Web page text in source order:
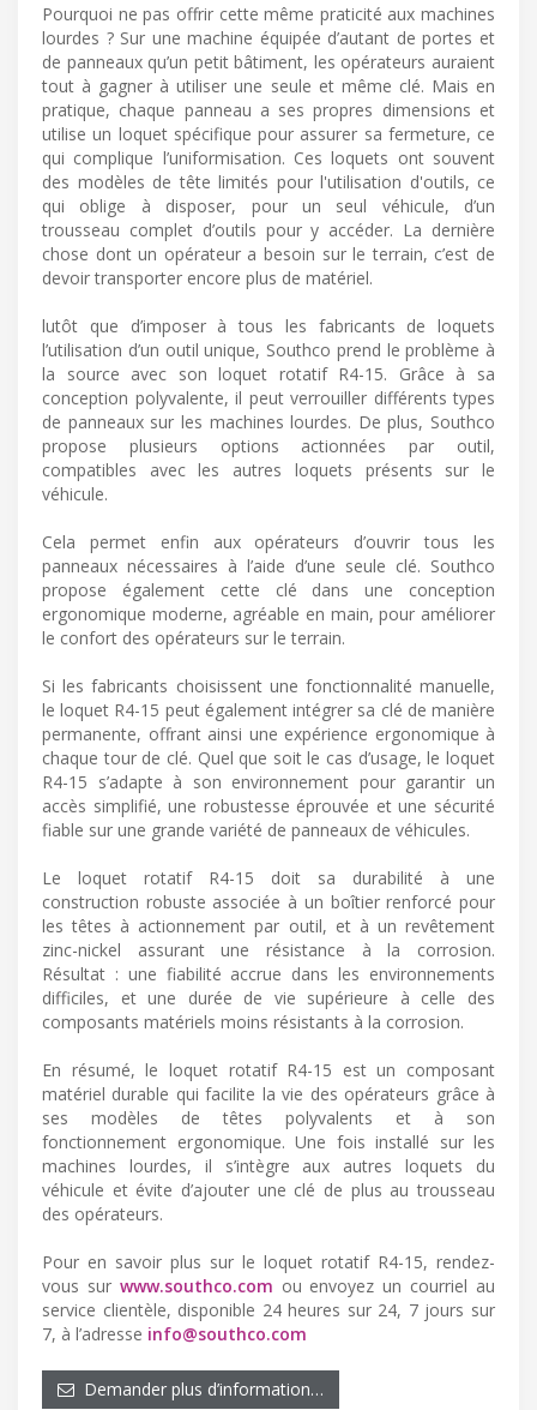
Pourquoi ne pas offrir cette même praticité aux machines
lourdes ? Sur une machine équipée d’autant de portes et
de panneaux qu’un petit bâtiment, les opérateurs auraient
tout à gagner à utiliser une seule et même clé. Mais en
pratique, chaque panneau a ses propres dimensions et
utilise un loquet spécifique pour assurer sa fermeture, ce
qui complique l’uniformisation. Ces loquets ont souvent
des modèles de tête limités pour l'utilisation d'outils, ce
qui oblige à disposer, pour un seul véhicule, d’un
trousseau complet d’outils pour y accéder. La dernière
chose dont un opérateur a besoin sur le terrain, c’est de
devoir transporter encore plus de matériel.
lutôt que d’imposer à tous les fabricants de loquets
l’utilisation d’un outil unique, Southco prend le problème à
la source avec son loquet rotatif R4-15. Grâce à sa
conception polyvalente, il peut verrouiller différents types
de panneaux sur les machines lourdes. De plus, Southco
propose plusieurs options actionnées par outil,
compatibles avec les autres loquets présents sur le
véhicule.
Cela permet enfin aux opérateurs d’ouvrir tous les
panneaux nécessaires à l’aide d’une seule clé. Southco
propose également cette clé dans une conception
ergonomique moderne, agréable en main, pour améliorer
le confort des opérateurs sur le terrain.
Si les fabricants choisissent une fonctionnalité manuelle,
le loquet R4-15 peut également intégrer sa clé de manière
permanente, offrant ainsi une expérience ergonomique à
chaque tour de clé. Quel que soit le cas d’usage, le loquet
R4-15 s’adapte à son environnement pour garantir un
accès simplifié, une robustesse éprouvée et une sécurité
fiable sur une grande variété de panneaux de véhicules.
Le loquet rotatif R4-15 doit sa durabilité à une
construction robuste associée à un boîtier renforcé pour
les têtes à actionnement par outil, et à un revêtement
zinc-nickel assurant une résistance à la corrosion.
Résultat : une fiabilité accrue dans les environnements
difficiles, et une durée de vie supérieure à celle des
composants matériels moins résistants à la corrosion.
En résumé, le loquet rotatif R4-15 est un composant
matériel durable qui facilite la vie des opérateurs grâce à
ses modèles de têtes polyvalents et à son
fonctionnement ergonomique. Une fois installé sur les
machines lourdes, il s’intègre aux autres loquets du
véhicule et évite d’ajouter une clé de plus au trousseau
des opérateurs.
Pour en savoir plus sur le loquet rotatif R4-15, rendez-
vous sur www.southco.com ou envoyez un courriel au
service clientèle, disponible 24 heures sur 24, 7 jours sur
7, à l’adresse info@southco.com
Demander plus d’information…